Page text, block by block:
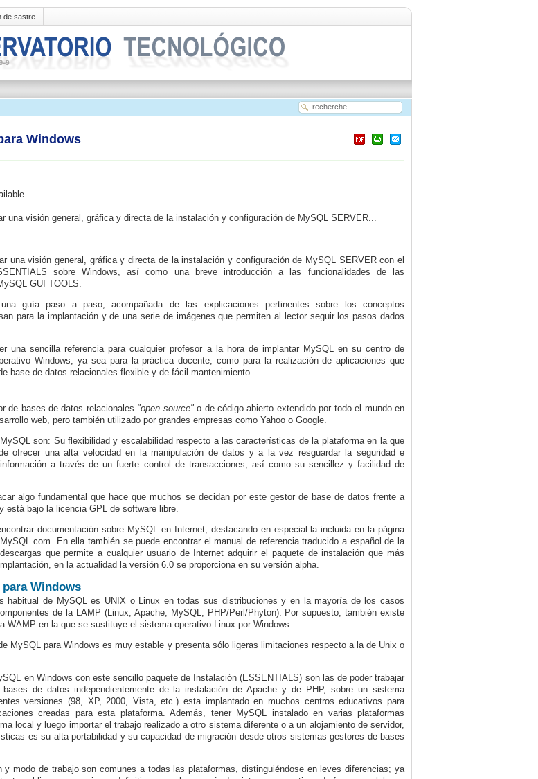
de sastre
Windows
una visión general, gráfica y directa de la instalación y configuración de MySQL SERVER...
una visión general, gráfica y directa de la instalación y configuración de MySQL SERVER con el
sobre Windows, así como una breve introducción a las funcionalidades de las
GUI TOOLS.
guía paso a paso, acompañada de las explicaciones pertinentes sobre los conceptos
para la implantación y de una serie de imágenes que permiten al lector seguir los pasos dados
una sencilla referencia para cualquier profesor a la hora de implantar MySQL en su centro de
Windows, ya sea para la práctica docente, como para la realización de aplicaciones que
base de datos relacionales flexible y de fácil mantenimiento.
de bases de datos relacionales "open source"o de código abierto extendido por todo el mundo en
web, pero también utilizado por grandes empresas como Yahoo o Google.
son: Su flexibilidad y escalabilidad respecto a las características de la plataforma en la que
ofrecer una alta velocidad en la manipulación de datos y a la vez resguardar la seguridad e
a través de un fuerte control de transacciones, así como su sencillez y facilidad de
algo fundamental que hace que muchos se decidan por este gestor de base de datos frente a
está bajo la licencia GPL de software libre.
documentación sobre MySQL en Internet, destacando en especial la incluida en lapágina
En ella también se puede encontrar el manual de referencia traducido a español de la
que permite a cualquier usuario de Internet adquirir el paquete de instalación que más
en la actualidad la versión 6.0 se proporciona en su versión alpha.
Windows
habitual de MySQL es UNIX o Linux en todas sus distribuciones y en la mayoría de los casos
de la LAMP (Linux, Apache, MySQL, PHP/Perl/Phyton). Por supuesto, también existe
WAMP en la que se sustituye el sistema operativo Linux por Windows.
MySQL para Windows es muy estable y presenta sólo ligeras limitaciones respecto a la de Unix o
en Windows con este sencillo paquete de Instalación (ESSENTIALS) son las de poder trabajar
de datos independientemente de la instalación de Apache y de PHP, sobre un sistema
versiones (98, XP, 2000, Vista, etc.) esta implantado en muchos centros educativos para
creadas para esta plataforma. Además, tener MySQL instalado en varias plataformas
local y luego importar el trabajo realizado a otro sistema diferente o a un alojamiento de servidor,
es su alta portabilidad y su capacidad de migración desde otros sistemas gestores de bases
y modo de trabajo son comunes a todas las plataformas, distinguiéndose en leves diferencias; ya